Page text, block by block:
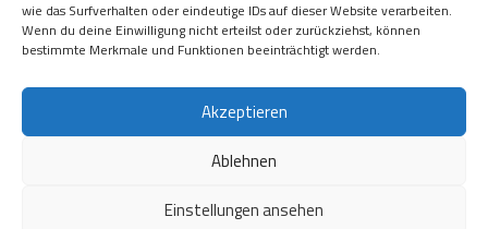
wie das Surfverhalten oder eindeutige IDs auf dieser Website verarbeiten.
Wenn du deine Einwilligung nicht erteilst oder zurückziehst, können
bestimmte Merkmale und Funktionen beeinträchtigt werden.
Akzeptieren
Ablehnen
Einstellungen ansehen
American Express